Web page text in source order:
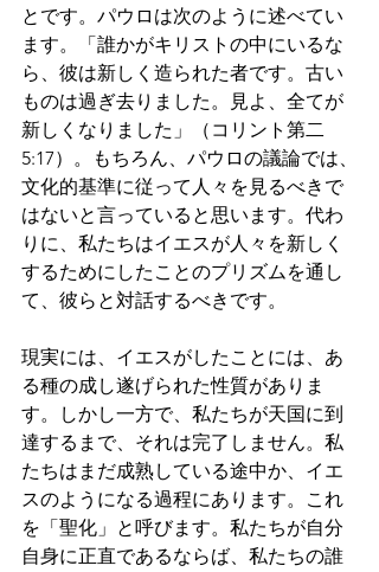
とです。パウロは次のように述べてい
ます。「誰かがキリストの中にいるな
ら、彼は新しく造られた者です。古い
ものは過ぎ去りました。見よ、全てが
新しくなりました」（コリント第二
5:17）。もちろん、パウロの議論では、
文化的基準に従って人々を見るべきで
はないと言っていると思います。代わ
りに、私たちはイエスが人々を新しく
するためにしたことのプリズムを通し
て、彼らと対話するべきです。
現実には、イエスがしたことには、あ
る種の成し遂げられた性質がありま
す。しかし一方で、私たちが天国に到
達するまで、それは完了しません。私
たちはまだ成熟している途中か、イエ
スのようになる過程にあります。これ
を「聖化」と呼びます。私たちが自分
自身に正直であるならば、私たちの誰